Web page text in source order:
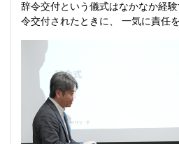
辞令交付という儀式はなかなか経
令交付されたときに、 一気に責任